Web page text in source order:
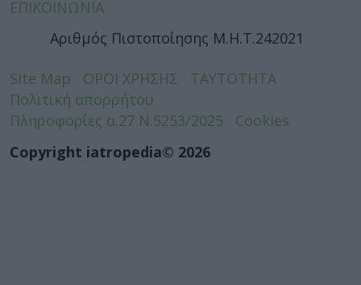
ΕΠΙΚΟΙΝΩΝΙΑ
Αριθμός Πιστοποίησης Μ.Η.Τ.242021
Site Map ΟΡΟΙ ΧΡΗΣΗΣ
ΤΑΥΤΟΤΗΤΑ
Πολιτική απορρήτου
Πληροφορίες α.27 Ν.5253/2025
Cookies
Copyright iatropedia© 2026